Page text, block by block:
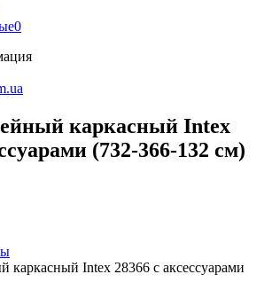
0
каркасный Intex
(732-366-132 см)
каркасный Intex 28366 с аксессуарами